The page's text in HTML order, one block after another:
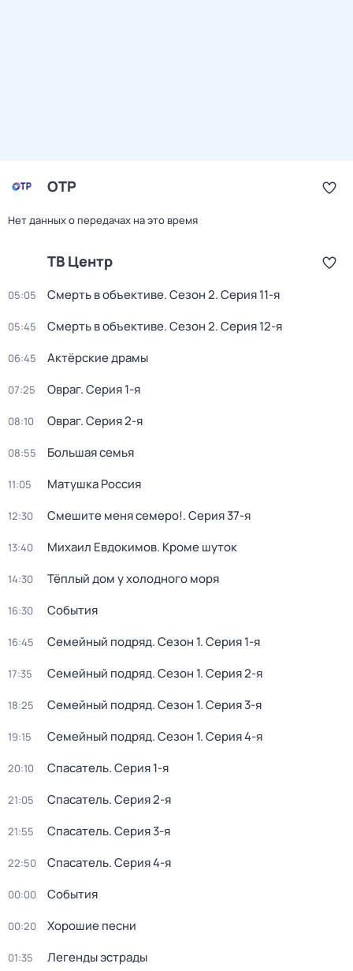
ОТР
Нет данных о передачах на это время
ТВ Центр
05:05 Смерть в объективе. Сезон 2. Серия 11-я
05:45 Смерть в объективе. Сезон 2. Серия 12-я
06:45 Актёрские драмы
07:25 Овраг. Серия 1-я
08:10 Овраг. Серия 2-я
08:55 Большая семья
11:05 Матушка Россия
12:30 Смешите меня семеро!. Серия 37-я
13:40 Михаил Евдокимов. Кроме шуток
14:30 Тёплый дом у холодного моря
16:30 События
16:45 Семейный подряд. Сезон 1. Серия 1-я
17:35 Семейный подряд. Сезон 1. Серия 2-я
18:25 Семейный подряд. Сезон 1. Серия 3-я
19:15 Семейный подряд. Сезон 1. Серия 4-я
20:10 Спасатель. Серия 1-я
21:05 Спасатель. Серия 2-я
21:55 Спасатель. Серия 3-я
22:50 Спасатель. Серия 4-я
00:00 События
00:20 Хорошие песни
01:35 Легенды эстрады